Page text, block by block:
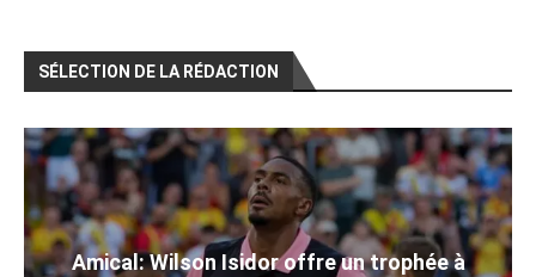
SÉLECTION DE LA RÉDACTION
Amical: Wilson Isidor offre un trophée à